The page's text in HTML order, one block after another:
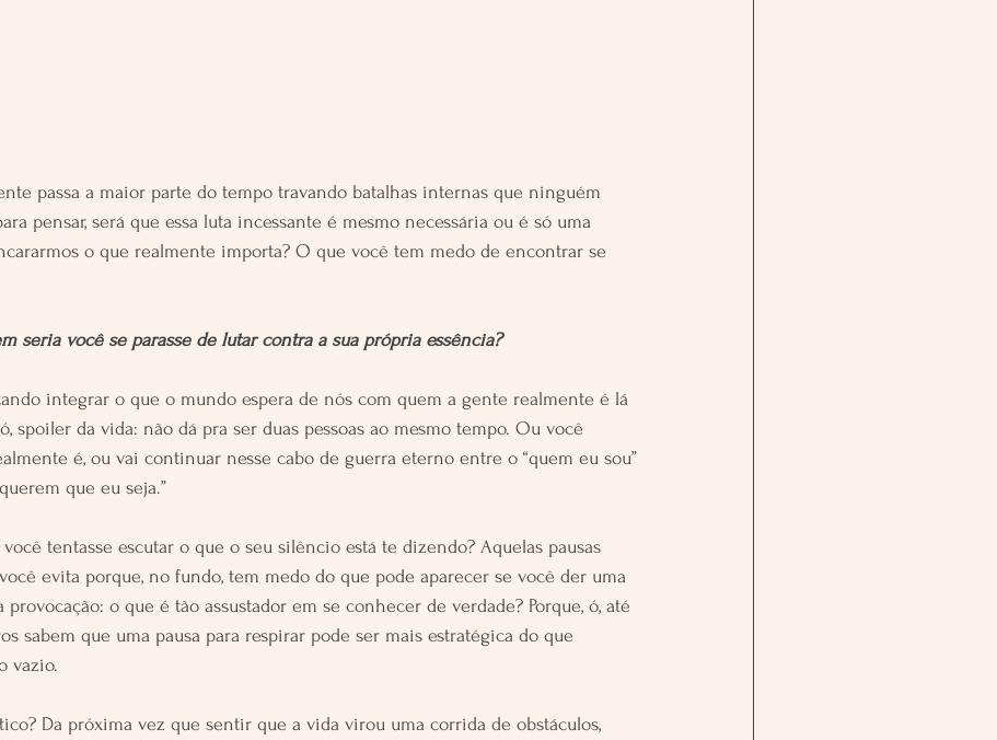
passa a maior parte do tempo travando batalhas internas que ninguém
pensar, será que essa luta incessante é mesmo necessária ou é só uma
o que realmente importa? O que você tem medo de encontrar se
seria você se parasse de lutar contra a sua própria essência?
integrar o que o mundo espera de nós com quem a gente realmente é lá
spoiler da vida: não dá pra ser duas pessoas ao mesmo tempo. Ou você
é, ou vai continuar nesse cabo de guerra eterno entre o “quem eu sou”
que eu seja.”
você tentasse escutar o que o seu silêncio está te dizendo? Aquelas pausas
evita porque, no fundo, tem medo do que pode aparecer se você der uma
o que é tão assustador em se conhecer de verdade? Porque, ó, até
sabem que uma pausa para respirar pode ser mais estratégica do que
vazio.
Da próxima vez que sentir que a vida virou uma corrida de obstáculos,